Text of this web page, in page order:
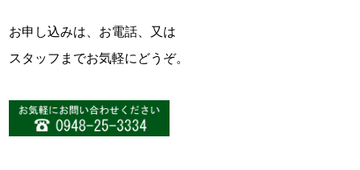
お申し込みは、お電話、又は
スタッフまでお気軽にどうぞ。